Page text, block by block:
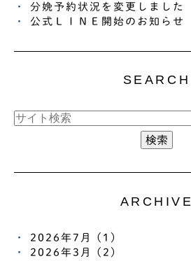
分娩予約状況を変更しました
公式ＬＩＮＥ開始のお知らせ
SEARCH
ARCHIVE
2026年7月 (1)
2026年3月 (2)